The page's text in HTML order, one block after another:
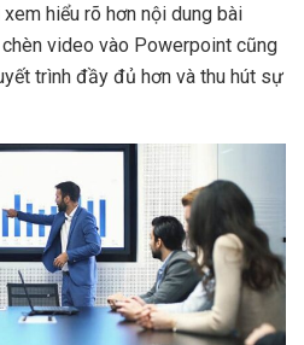
hiểu rõ hơn nội dung bài
video vào Powerpoint cũng
trình đầy đủ hơn và thu hút sự